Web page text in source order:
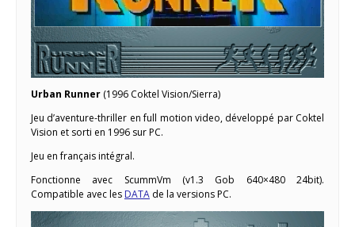
Urban Runner (1996 Coktel Vision/Sierra)
Jeu d’aventure-thriller en full motion video, développé par Coktel
Vision et sorti en 1996 sur PC.
Jeu en français intégral.
Fonctionne avec ScummVm (v1.3 Gob 640×480 24bit).
Compatible avec les DATA de la versions PC.